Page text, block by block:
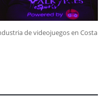
de videojuegos en Costa